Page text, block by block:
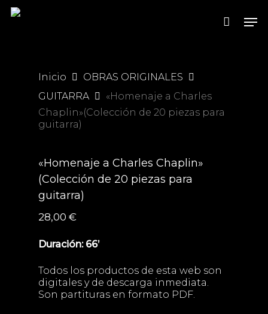
Skip
Inicio
OBRAS ORIGINALES
GUITARRA
«Homenaje a Charles
Chaplin»(Colección de 20 piezas para
guitarra)
«Homenaje a Charles Chaplin»
(Colección de 20 piezas para
guitarra)
28,00 €
Duración: 66’
Todos los productos de esta web son
digitales y de descarga inmediata.
Son partituras en formato PDF.